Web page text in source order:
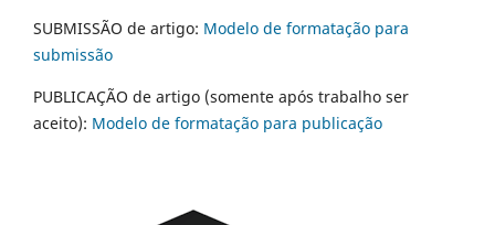
SUBMISSÃO de artigo: Modelo de formatação para
submissão
PUBLICAÇÃO de artigo (somente após trabalho ser
aceito): Modelo de formatação para publicação